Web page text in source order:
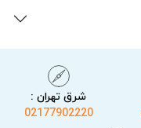
شرق تهران :
02177902220